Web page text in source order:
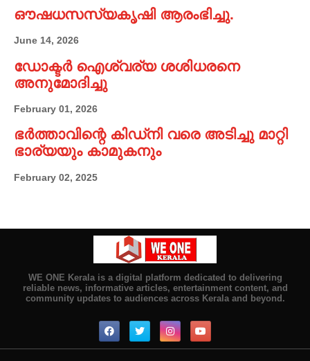
ഔഷധസസ്യകൃഷി ആരംഭിച്ചു.
June 14, 2026
ഡോക്ടർ ഐശ്വര്യ ശശിധരനെ
അനുമോദിച്ചു
February 01, 2026
ഭർത്താവിന്റെ കിഡ്നി വരെ അടിച്ചു മാറ്റി
ഭാര്യയും കാമുകനും
February 02, 2025
WE ONE Kerala is a digital platform dedicated to delivering
reliable news, informative articles, entertainment content, and
community updates to audiences across Kerala and beyond.